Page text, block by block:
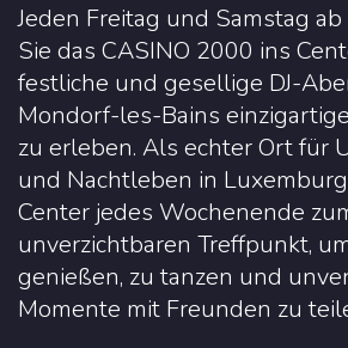
Jeden Freitag und Samstag
Sie das CASINO 2000 ins
festliche und gesellige DJ-
Mondorf-les-Bains
zu erleben. Als echter Ort für
und Nachtleben in
Center jedes Wochenende
unverzichtbaren Treffpunkt,
genießen, zu tanzen und
Momente mit Freunden zu